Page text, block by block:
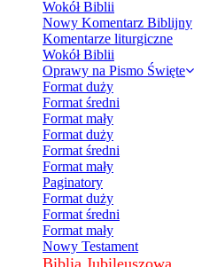
Wokół Biblii
Nowy Komentarz Biblijny
Komentarze liturgiczne
Wokół Biblii
Oprawy na Pismo Święte
Format duży
Format średni
Format mały
Format duży
Format średni
Format mały
Paginatory
Format duży
Format średni
Format mały
Nowy Testament
Biblia Jubileuszowa